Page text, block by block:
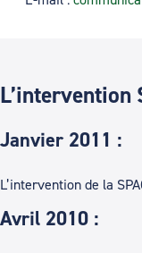
L’intervention
Janvier 2011 :
L’intervention de la
Avril 2010 :